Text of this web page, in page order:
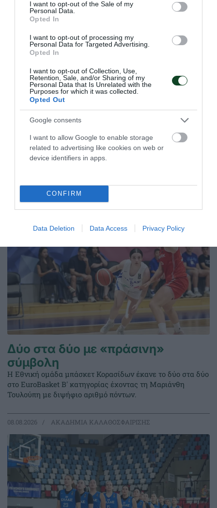
I want to opt-out of the Sale of my
Personal Data.
Opted In
I want to opt-out of processing my
Personal Data for Targeted Advertising.
Opted In
I want to opt-out of Collection, Use,
Retention, Sale, and/or Sharing of my
Personal Data that Is Unrelated with the
Purposes for which it was collected.
Opted Out
Google consents
I want to allow Google to enable storage
related to advertising like cookies on web or
device identifiers in apps.
CONFIRM
Data Deletion Data Access Privacy Policy
Σαρωτική εμφάνιση και
«πράσινη» κυριαρχία του
Παναθηναϊκού στο Βύρωνα!
Ένα ονειρικό αγωνιστικό διήμερο ολοκληρώθηκε για το
σκοπευτικό τμήμα του Παναθηναϊκού στο Εθνικό
Σκοπευτήριο Βύρωνα.
14.06.2026 ΣΚΟΠΟΒΟΛΗ
ΤΕΛΕΥΤΑΙΑ ΝΕΑ
Δύο στα δύο με «πράσινη»
σύμβολη
Η Εθνική ομάδα μπάσκετ Κορασίδων έκανε το δύο στα δύο
στο EuroBasket Β' κατηγορίας έχοντας τη Μαριάνθη
Τουλούπη με διψήφιο αριθμό πόντων.
08.08.2026 ΑΚΑΔΗΜΙΑ ΚΑΛΑΘΟΣΦΑΙΡΙΣΗΣ